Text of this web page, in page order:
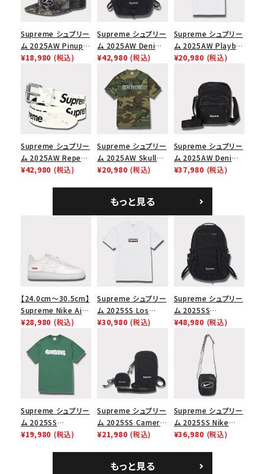
Supreme シュプリー
ム 2025AW Pinup
Mesh Back 5-Panel
ュバック 5パネルキャ
ップ トゥルーティン
バーHTC フォールカ
¥18,980 (税込)
Supreme シュプリー
ム 2025AW Denim
Backpack デニム バ
ックパック ブラック
¥42,980 (税込)
Supreme シュプリー
ム 2025AW Playboi
Carti Tee プレイボ
¥20,980 (税込)
Supreme シュプリー
ム 2025AW Repeat
Leather Belt リピー
¥42,980 (税込)
Supreme シュプリー
ム 2025AW Skull
Tee スカル Tシャ
¥20,980 (税込)
Supreme シュプリー
ム 2025AW Denim
Shoulder Bag デニ
¥37,980 (税込)
もっと見る
【24.0cm～30.5cm】
Supreme Nike Air
Force 1 Low シュプ
リーム ナイキエアフォ
ース１スニーカー シ
ューズ ホワイト
¥28,980 (税込)
Supreme シュプリー
ム 2025SS Los
Angeles Fire Relief
スロゴTシャツ ホワ
¥30,980 (税込)
Supreme シュプリー
ム 2025SS
Backpack バックパッ
ク ブラック 黒
¥48,980 (税込)
Supreme シュプリー
ム 2025SS
Homerun Tee ホー
¥19,980 (税込)
Supreme シュプリー
ム 2025SS Camera
Bag + Mini Pouch
¥21,980 (税込)
Supreme シュプリー
ム 2025SS Nike
Leather Shoulder
¥36,980 (税込)
もっと見る